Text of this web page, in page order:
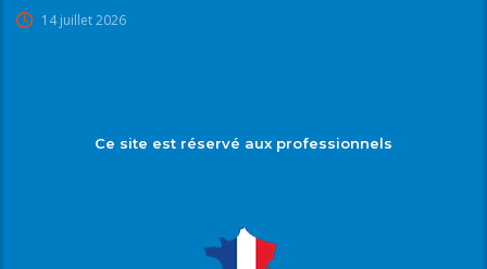
14 juillet 2026
Ce site est réservé aux professionnels